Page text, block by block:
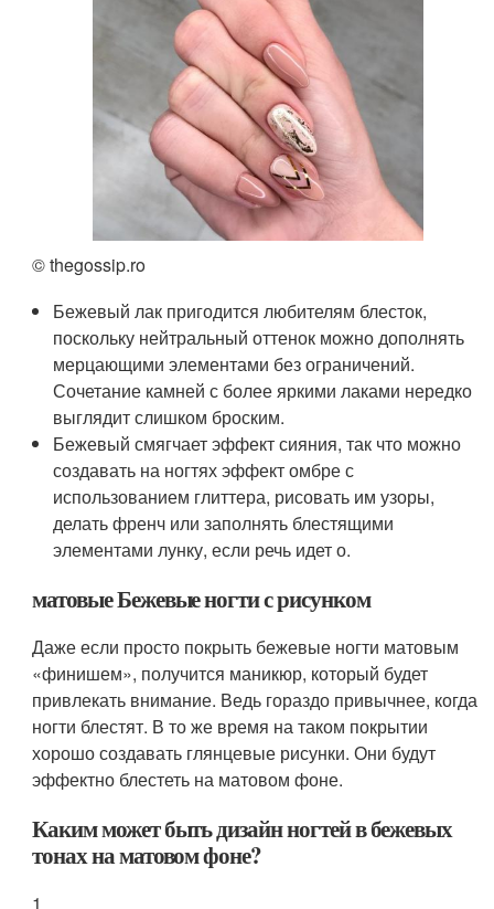
© thegossip.ro
Бежевый лак пригодится любителям блесток,
поскольку нейтральный оттенок можно дополнять
мерцающими элементами без ограничений.
Сочетание камней с более яркими лаками нередко
выглядит слишком броским.
Бежевый смягчает эффект сияния, так что можно
создавать на ногтях эффект омбре с
использованием глиттера, рисовать им узоры,
делать френч или заполнять блестящими
элементами лунку, если речь идет о.
матовые Бежевые ногти с рисунком
Даже если просто покрыть бежевые ногти матовым
«финишем», получится маникюр, который будет
привлекать внимание. Ведь гораздо привычнее, когда
ногти блестят. В то же время на таком покрытии
хорошо создавать глянцевые рисунки. Они будут
эффектно блестеть на матовом фоне.
Каким может быть дизайн ногтей в бежевых
тонах на матовом фоне?
1